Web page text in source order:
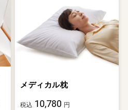
メディカル枕
税込 10,780 円